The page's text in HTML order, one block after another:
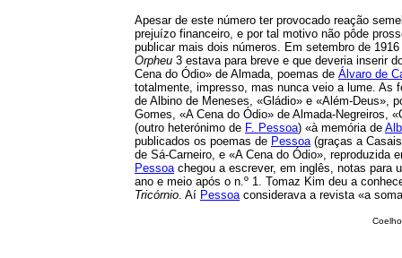
Apesar de este número ter provocado reação
prejuízo financeiro, e por tal motivo não pôde
publicar mais dois números. Em setembro de
Orpheu 3 estava para breve e que deveria inserir
Cena do Ódio» de Almada, poemas de Álvaro de
totalmente, impresso, mas nunca veio a lume. As
de Albino de Meneses, «Gládio» e «Além-Deus»,
Gomes, «A Cena do Ódio» de Almada-Negreiros,
(outro heterónimo de F. Pessoa) «à memória de
publicados os poemas de Pessoa(graças a
de Sá-Carneiro, e «A Cena do Ódio», reproduzida
Pessoachegou a escrever, em inglês, notas para
ano e meio após o n.º 1. Tomaz Kim deu a
Tricórnio. Aí Pessoaconsiderava a revista «a